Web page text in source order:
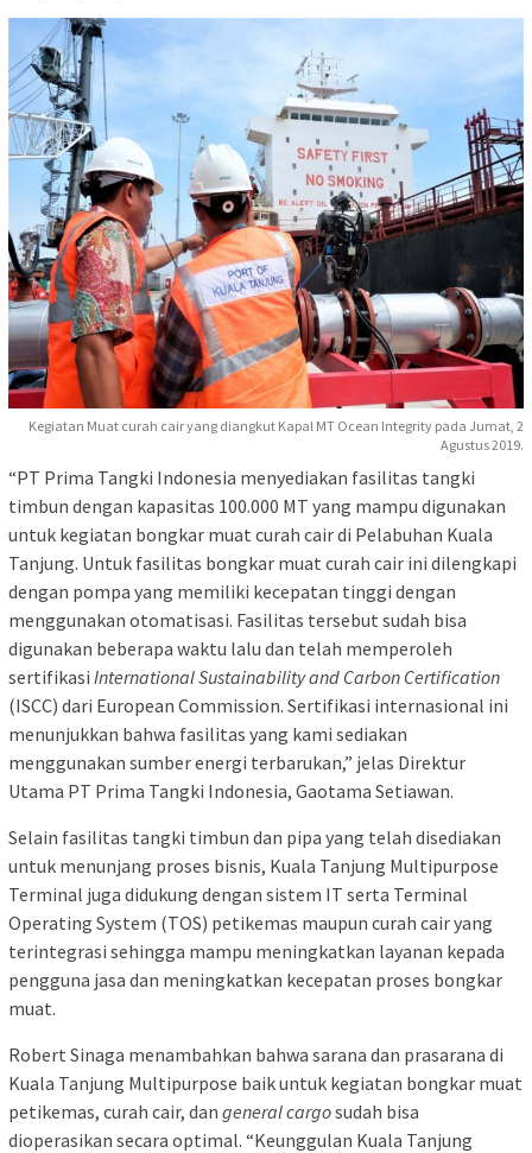
Kegiatan Muat curah cair yang diangkut Kapal MT Ocean Integrity pada Jumat, 2
Agustus 2019.
“PT Prima Tangki Indonesia menyediakan fasilitas tangki
timbun dengan kapasitas 100.000 MT yang mampu digunakan
untuk kegiatan bongkar muat curah cair di Pelabuhan Kuala
Tanjung. Untuk fasilitas bongkar muat curah cair ini dilengkapi
dengan pompa yang memiliki kecepatan tinggi dengan
menggunakan otomatisasi. Fasilitas tersebut sudah bisa
digunakan beberapa waktu lalu dan telah memperoleh
sertifikasi International Sustainability and Carbon Certification
(ISCC) dari European Commission. Sertifikasi internasional ini
menunjukkan bahwa fasilitas yang kami sediakan
menggunakan sumber energi terbarukan,” jelas Direktur
Utama PT Prima Tangki Indonesia, Gaotama Setiawan.
Selain fasilitas tangki timbun dan pipa yang telah disediakan
untuk menunjang proses bisnis, Kuala Tanjung Multipurpose
Terminal juga didukung dengan sistem IT serta Terminal
Operating System (TOS) petikemas maupun curah cair yang
terintegrasi sehingga mampu meningkatkan layanan kepada
pengguna jasa dan meningkatkan kecepatan proses bongkar
muat.
Robert Sinaga menambahkan bahwa sarana dan prasarana di
Kuala Tanjung Multipurpose baik untuk kegiatan bongkar muat
petikemas, curah cair, dan general cargosudah bisa
dioperasikan secara optimal. “Keunggulan Kuala Tanjung